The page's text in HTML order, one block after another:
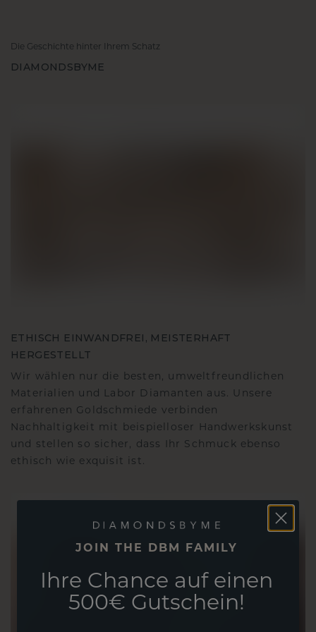
Die Geschichte hinter Ihrem Schatz
DIAMONDSBYME
ETHISCH EINWANDFREI, MEISTERHAFT
HERGESTELLT
Wir wählen nur die besten, umweltfreundlichen
Materialien und Labor Diamanten aus. Unsere
erfahrenen Goldschmiede verbinden
Nachhaltigkeit mit beispielloser Handwerkskunst
und stellen so sicher, dass Ihr Schmuck ebenso
ethisch wie exquisit ist.
JOIN THE DBM FAMILY
Ihre Chance auf einen
500€ Gutschein!